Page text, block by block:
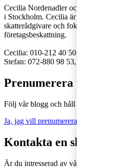
Cecilia Nordenadler och Stefan
i Stockholm. Cecilia är
skatterådgivare och fokuserar på
företagsbeskattning.
Cecilia: 010-212 40 50,
Stefan: 072-880 98 53,
Prenumerera på Tax
Följ vår blogg och håll dig
Ja, jag vill prenumerera på Tax
Kontakta en
Är du intresserad av våra tjänster